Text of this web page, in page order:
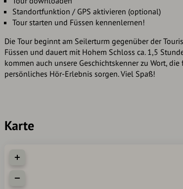
Standortfunktion / GPS aktivieren (optional)
Tour starten und Füssen kennenlernen!
Die Tour beginnt am Seilerturm gegenüber der
Füssen und dauert mit Hohem Schloss ca. 1,5
kommen auch unsere Geschichtskenner zu Wort, die
persönliches Hör-Erlebnis sorgen. Viel Spaß!
Karte